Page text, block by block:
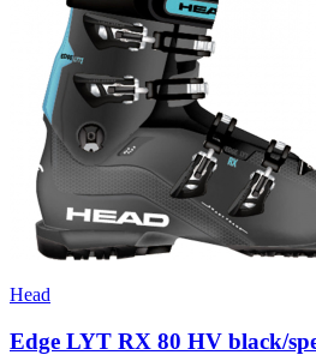
Head
Edge LYT RX 80 HV black/